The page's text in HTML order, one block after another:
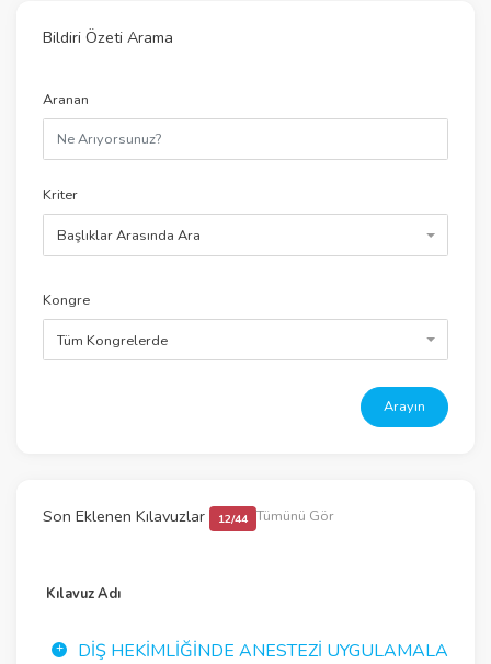
Bildiri Özeti Arama
Aranan
Kriter
Başlıklar Arasında Ara
Kongre
Tüm Kongrelerde
Arayın
Son Eklenen Kılavuzlar 12/44 Tümünü Gör
Kılavuz Adı
DIŞ HEKIMLIĞINDE ANESTEZI UYGULAMALARI